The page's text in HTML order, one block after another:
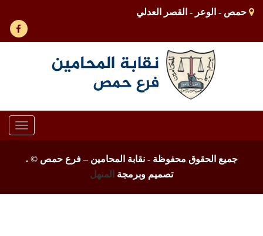
حمص - الوعر - القصر العدلي
جميع الحقوق محفوظة - نقابة المحامين – فرع حمص ©.
تصميم وبرمجة
المنهل